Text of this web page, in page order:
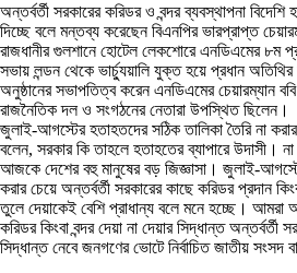
অন্তর্বর্তী সরকারের করিডর ও বন্দর ব্যবস্থাপনা বিদেশি
দিচ্ছে বলে মন্তব্য করেছেন বিএনপির ভারপ্রাপ্ত
রাজধানীর গুলশানে হোটেল লেকশোরে এনডিএমের ৮ম
সভায় লন্ডন থেকে ভার্চ্যুয়ালি যুক্ত হয়ে প্রধান
অনুষ্ঠানের সভাপতিত্ব করেন এনডিএমের চেয়ারম্যান
রাজনৈতিক দল ও সংগঠনের নেতারা উপস্থিত ছিলেন।
জুলাই-আগস্টের হতাহতদের সঠিক তালিকা তৈরি না
বলেন, সরকার কি তাহলে হতাহতের ব্যাপারে উদাসী।
আজকে দেশের বহু মানুষের বড় জিজ্ঞাসা। জুলাই-
করার চেয়ে অন্তর্বর্তী সরকারের কাছে করিডর প্রদান
তুলে দেয়াকেই বেশি প্রাধান্য বলে মনে হচ্ছে। আমরা
করিডর কিংবা বন্দর দেয়া না দেয়ার সিদ্ধান্ত
সিদ্ধান্ত নেবে জনগণের ভোটে নির্বাচিত জাতীয় সংসদ